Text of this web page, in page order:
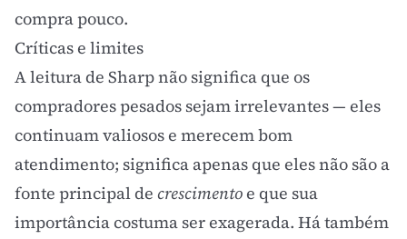
compra pouco.
Críticas e limites
A leitura de Sharp não significa que os
compradores pesados sejam irrelevantes — eles
continuam valiosos e merecem bom
atendimento; significa apenas que eles não são a
fonte principal de crescimentoe que sua
importância costuma ser exagerada. Há também